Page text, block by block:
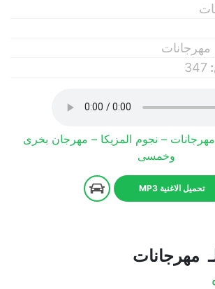
مهرجانات – نجوم المزيكا – مهرجان بخرى
وخمسى
تحميل الاغنية MP3
مهرجانات